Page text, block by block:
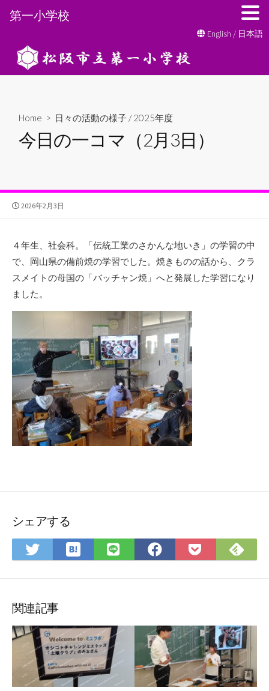
ン
English / 日本語
Home > 日々の活動の様子 /2025年度
今日の一コマ（2月3日）
公
2026年2月3日
４年生、社会科。「伝統工業のさかんな地いき」の学習の中
で、岡山県の備前焼の学習でした。焼きものの話から、クラ
スメイトの母国の「バッチャン焼」へと発展した学習になり
ました。
シェアする
Twitter
で
ア
は
て
ク
マ
ー
ク
に
LINE
で
Facebook
で
Pocket
に
で
関連記事
第一小学校